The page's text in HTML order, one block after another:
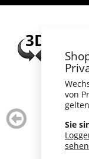
von
Sie
zurück
blättern